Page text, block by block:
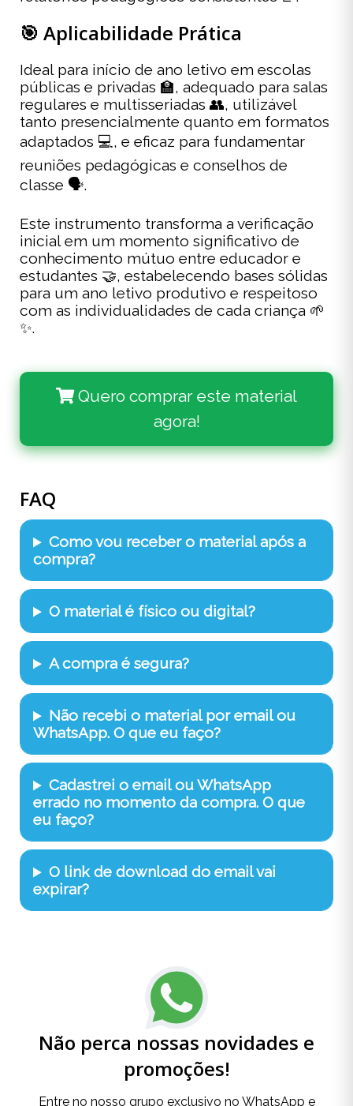
🎯 Aplicabilidade Prática
Ideal para início de ano letivo em escolas
públicas e privadas 🏫, adequado para salas
regulares e multisseriadas 👥, utilizável
tanto presencialmente quanto em formatos
adaptados 💻, e eficaz para fundamentar
reuniões pedagógicas e conselhos de
classe 🗣️.
Este instrumento transforma a verificação
inicial em um momento significativo de
conhecimento mútuo entre educador e
estudantes 🤝, estabelecendo bases sólidas
para um ano letivo produtivo e respeitoso
com as individualidades de cada criança 🌱
✨.
Quero comprar este material
agora!
FAQ
Como vou receber o material após a
compra?
O material é físico ou digital?
A compra é segura?
Não recebi o material por email ou
WhatsApp. O que eu faço?
Cadastrei o email ou WhatsApp
errado no momento da compra. O que
eu faço?
O link de download do email vai
expirar?
Não perca nossas novidades e
promoções!
Entre no nosso grupo exclusivo no WhatsApp e